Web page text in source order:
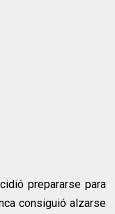
prepararse para
consiguió alzarse